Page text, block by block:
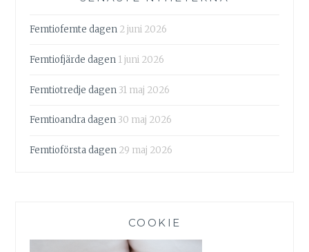
Femtiofemte dagen 2 juni 2026
Femtiofjärde dagen 1 juni 2026
Femtiotredje dagen 31 maj 2026
Femtioandra dagen 30 maj 2026
Femtioförsta dagen 29 maj 2026
COOKIE